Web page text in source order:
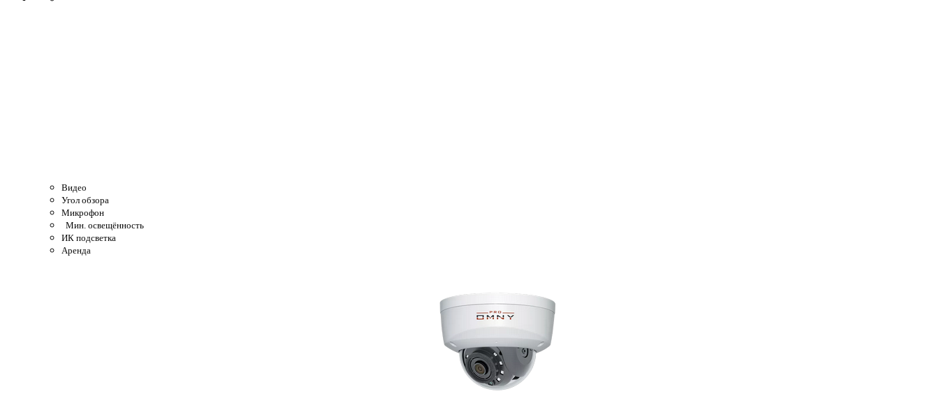
Видео
Угол обзора
Микрофон
Мин. освещённость
ИК подсветка
Аренда